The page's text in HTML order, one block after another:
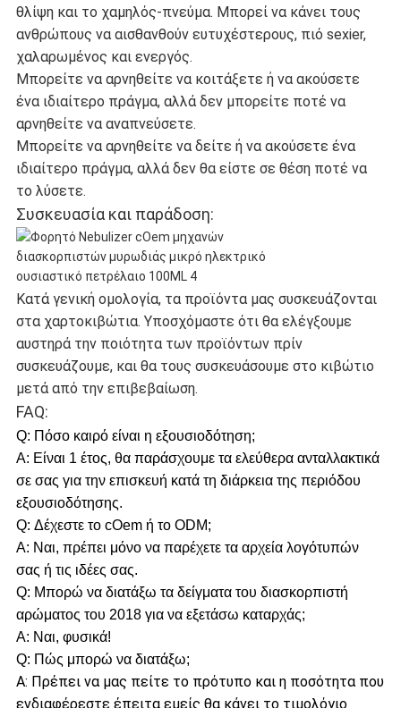
θλίψη και το χαμηλός-πνεύμα. Μπορεί να κάνει τους
ανθρώπους να αισθανθούν ευτυχέστερους, πιό sexier,
χαλαρωμένος και ενεργός.
Μπορείτε να αρνηθείτε να κοιτάξετε ή να ακούσετε
ένα ιδιαίτερο πράγμα, αλλά δεν μπορείτε ποτέ να
αρνηθείτε να αναπνεύσετε.
Μπορείτε να αρνηθείτε να δείτε ή να ακούσετε ένα
ιδιαίτερο πράγμα, αλλά δεν θα είστε σε θέση ποτέ να
το λύσετε.
Συσκευασία και παράδοση:
Κατά γενική ομολογία, τα προϊόντα μας συσκευάζονται
στα χαρτοκιβώτια. Υποσχόμαστε ότι θα ελέγξουμε
αυστηρά την ποιότητα των προϊόντων πρίν
συσκευάζουμε, και θα τους συσκευάσουμε στο κιβώτιο
μετά από την επιβεβαίωση.
FAQ:
Q: Πόσο καιρό είναι η εξουσιοδότηση;
Α: Είναι 1 έτος, θα παράσχουμε τα ελεύθερα ανταλλακτικά
σε σας για την επισκευή κατά τη διάρκεια της περιόδου
εξουσιοδότησης.
Q: Δέχεστε το cOem ή το ODM;
Α: Ναι, πρέπει μόνο να παρέχετε τα αρχεία λογότυπών
σας ή τις ιδέες σας.
Q: Μπορώ να διατάξω τα δείγματα του διασκορπιστή
αρώματος του 2018 για να εξετάσω καταρχάς;
Α: Ναι, φυσικά!
Q: Πώς μπορώ να διατάξω;
Α: Πρέπει να μας πείτε το πρότυπο και η ποσότητα που
ενδιαφέρεστε έπειτα εμείς θα κάνει το τιμολόγιο